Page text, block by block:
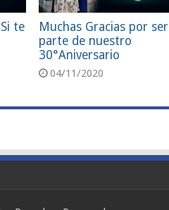
te
Muchas Gracias por ser
parte de nuestro
30°Aniversario
04/11/2020